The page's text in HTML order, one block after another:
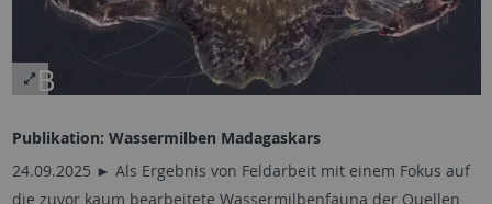
Publikation: Wassermilben Madagaskars
24.09.2025 ► Als Ergebnis von Feldarbeit mit einem Fokus auf
die zuvor kaum bearbeitete Wassermilbenfauna der Quellen